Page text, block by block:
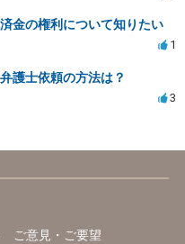
金の権利について知りたい
1
護士依頼の方法は？
3
ご意見・ご要望